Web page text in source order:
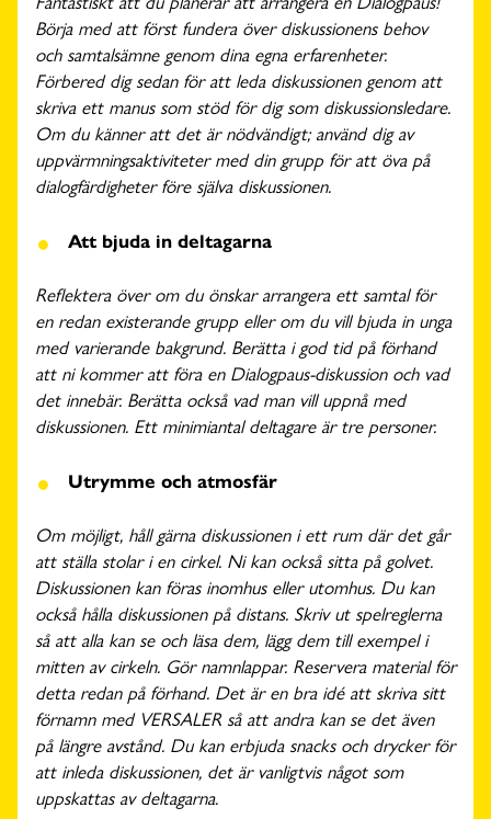
Börja med att först fundera över diskussionens behov
och samtalsämne genom dina egna erfarenheter.
Förbered dig sedan för att leda diskussionen genom att
skriva ett manus som stöd för dig som diskussionsledare.
Om du känner att det är nödvändigt; använd dig av
uppvärmningsaktiviteter med din grupp för att öva på
dialogfärdigheter före själva diskussionen.
Att bjuda in deltagarna
Reflektera över om du önskar arrangera ett samtal för
en redan existerande grupp eller om du vill bjuda in unga
med varierande bakgrund. Berätta i god tid på förhand
att ni kommer att föra en Dialogpaus-diskussion och vad
det innebär. Berätta också vad man vill uppnå med
diskussionen. Ett minimiantal deltagare är tre personer.
Utrymme och atmosfär
Om möjligt, håll gärna diskussionen i ett rum där det går
att ställa stolar i en cirkel. Ni kan också sitta på golvet.
Diskussionen kan föras inomhus eller utomhus. Du kan
också hålla diskussionen på distans. Skriv ut spelreglerna
så att alla kan se och läsa dem, lägg dem till exempel i
mitten av cirkeln. Gör namnlappar. Reservera material för
detta redan på förhand. Det är en bra idé att skriva sitt
förnamn med VERSALER så att andra kan se det även
på längre avstånd. Du kan erbjuda snacks och drycker för
att inleda diskussionen, det är vanligtvis något som
uppskattas av deltagarna.